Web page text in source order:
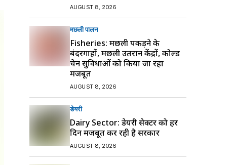
AUGUST 8, 2026
मछली पालन
Fisheries: मछली पकड़ने के
बंदरगाहों, मछली उतरान केंद्रों, कोल्ड
चेन सुविधाओं को किया जा रहा
मजबूत
AUGUST 8, 2026
डेयरी
Dairy Sector: डेयरी सेक्टर को हर
दिन मजबूत कर रही है सरकार
AUGUST 8, 2026